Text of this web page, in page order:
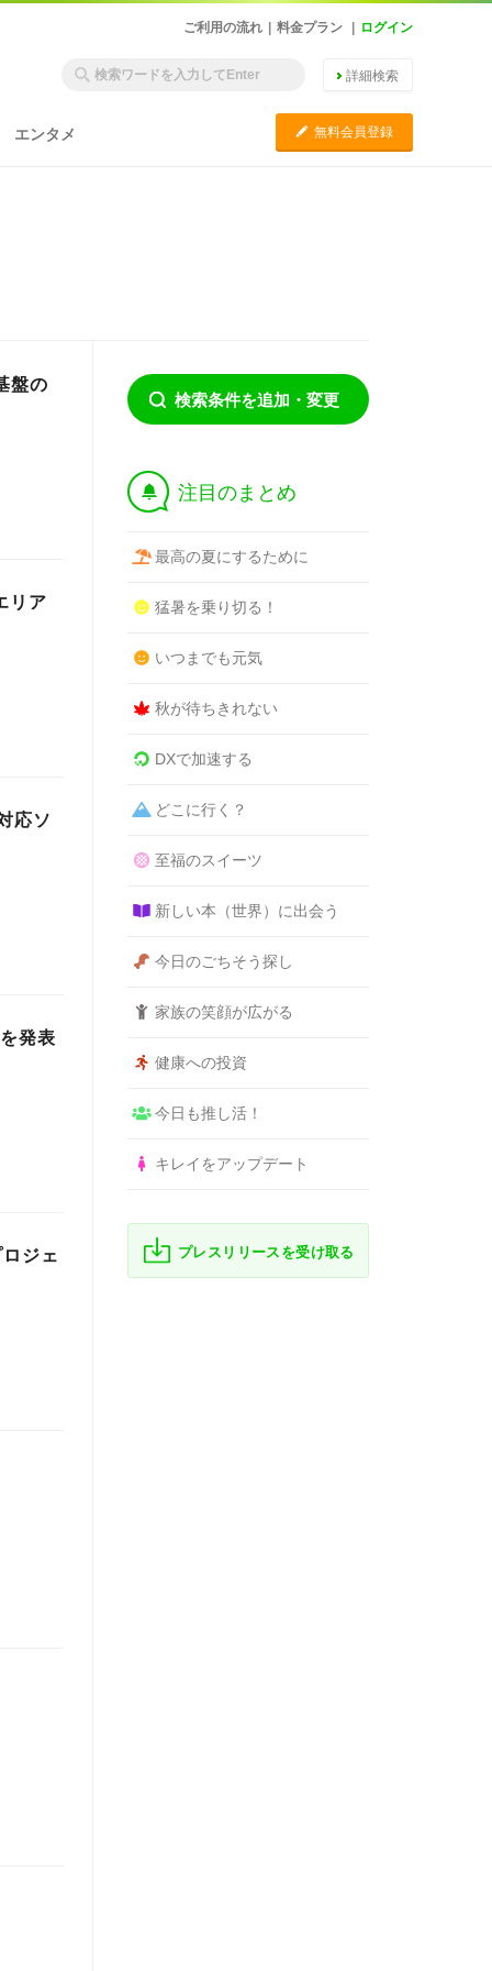
ご利用の流れ 料金プラン ログイン
詳細検索
エンタメ C 無料会員登録
盤の
リア
応ソ
発表
ジェ
検索条件を追加・変更
† 注目のまとめ
最高の夏にするために
猛暑を乗り切る！
いつまでも元気
秋が待ちきれない
DXで加速する
どこに行く？
至福のスイーツ
新しい本（世界）に出会う
今日のごちそう探し
家族の笑顔が広がる
健康への投資
今日も推し活！
キレイをアップデート
プレスリリースを受け取る